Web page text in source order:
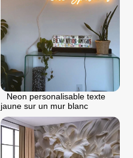
Neon personalisable texte
jaune sur un mur blanc